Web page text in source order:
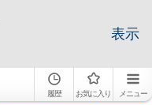
表示
履歴 お気に入り メニュー